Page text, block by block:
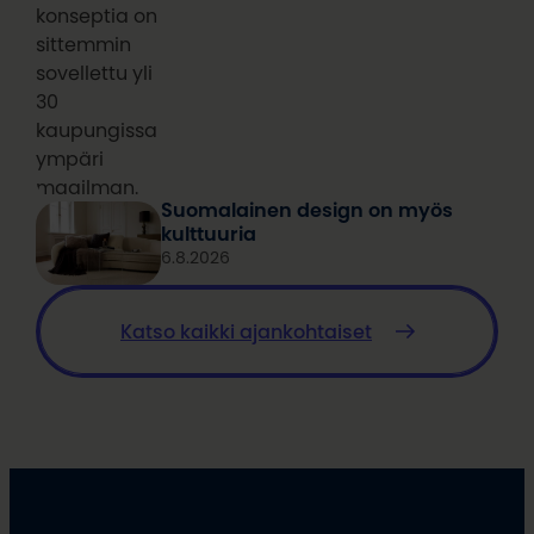
konseptia on
sittemmin
sovellettu yli
30
kaupungissa
ympäri
maailman.
Suomalainen design on myös
kulttuuria
6.8.2026
Katso kaikki ajankohtaiset